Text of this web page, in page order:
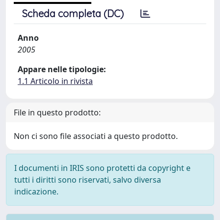
Scheda completa (DC)
Anno
2005
Appare nelle tipologie:
1.1 Articolo in rivista
File in questo prodotto:
Non ci sono file associati a questo prodotto.
I documenti in IRIS sono protetti da copyright e
tutti i diritti sono riservati, salvo diversa
indicazione.